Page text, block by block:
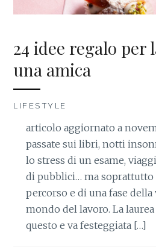
24 idee regalo per
una amica
LIFESTYLE
articolo aggiornato a
passate sui libri, notti
lo stress di un esame,
di pubblici… ma soprattutto
percorso e di una fase della
mondo del lavoro. La
questo e va festeggiata […]